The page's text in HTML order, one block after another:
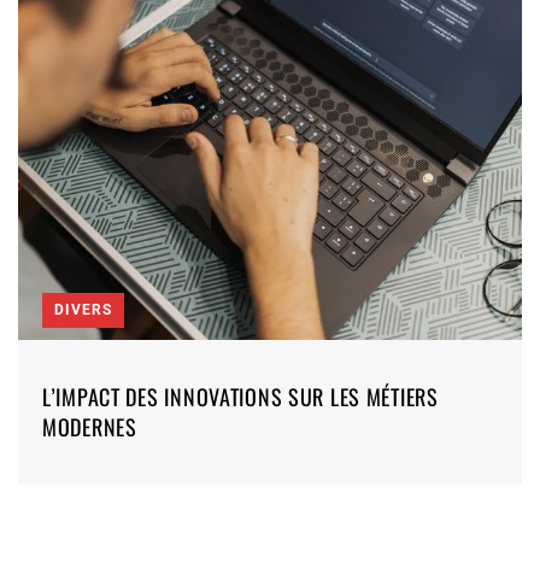
DIVERS
L’IMPACT DES INNOVATIONS SUR LES MÉTIERS
MODERNES